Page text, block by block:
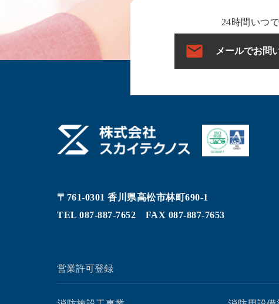
24時間いつ
メールでお問
〒761-0301 香川県高松市林町690-1
TEL 087-887-7652 FAX 087-887-7653
営業許可登録